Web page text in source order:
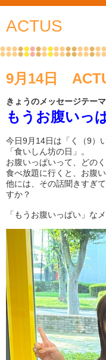
ACTUS
9月14日
きょうのメッセージテー
もうお腹いっ
今日9月14日は「く（9）
「食いしん坊の日」。
お腹いっぱいって、どの
食べ放題に行くと、お腹
他には、その話聞きすぎ
すか？
「もうお腹いっぱい」な